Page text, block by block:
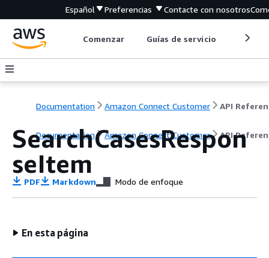
Español Preferencias Contacte con nosotros
Comenzar Guías de servicio
Documentation Amazon Connect Customer API
Documentation Amazon Connect Customer API
SearchCasesRespon
seItem
PDF Markdown Modo de enfoque
En esta página